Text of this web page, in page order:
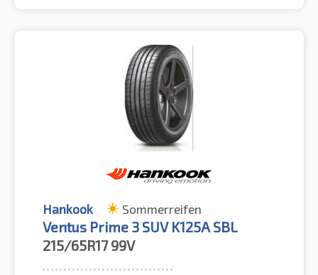
Hankook Sommerreifen
Ventus Prime 3 SUV K125A SBL
215/65R17 99V